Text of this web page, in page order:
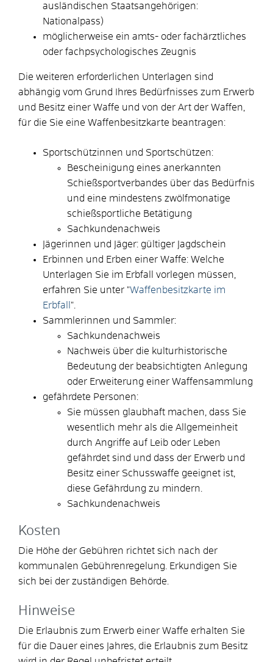
ausländischen Staatsangehörigen:
Nationalpass)
möglicherweise ein amts- oder fachärztliches
oder fachpsychologisches Zeugnis
Die weiteren erforderlichen Unterlagen sind
abhängig vom Grund Ihres Bedürfnisses zum Erwerb
und Besitz einer Waffe und von der Art der Waffen,
für die Sie eine Waffenbesitzkarte beantragen:
Sportschützinnen und Sportschützen:
Bescheinigung eines anerkannten
Schießsportverbandes über das Bedürfnis
und eine mindestens zwölfmonatige
schießsportliche Betätigung
Sachkundenachweis
Jägerinnen und Jäger: gültiger Jagdschein
Erbinnen und Erben einer Waffe: Welche
Unterlagen Sie im Erbfall vorlegen müssen,
erfahren Sie unter "Waffenbesitzkarte im
Erbfall ".
Sammlerinnen und Sammler:
Sachkundenachweis
Nachweis über die kulturhistorische
Bedeutung der beabsichtigten Anlegung
oder Erweiterung einer Waffensammlung
gefährdete Personen:
Sie müssen glaubhaft machen, dass Sie
wesentlich mehr als die Allgemeinheit
durch Angriffe auf Leib oder Leben
gefährdet sind und dass der Erwerb und
Besitz einer Schusswaffe geeignet ist,
diese Gefährdung zu mindern.
Sachkundenachweis
Kosten
Die Höhe der Gebühren richtet sich nach der
kommunalen Gebührenregelung. Erkundigen Sie
sich bei der zuständigen Behörde.
Hinweise
Die Erlaubnis zum Erwerb einer Waffe erhalten Sie
für die Dauer eines Jahres, die Erlaubnis zum Besitz